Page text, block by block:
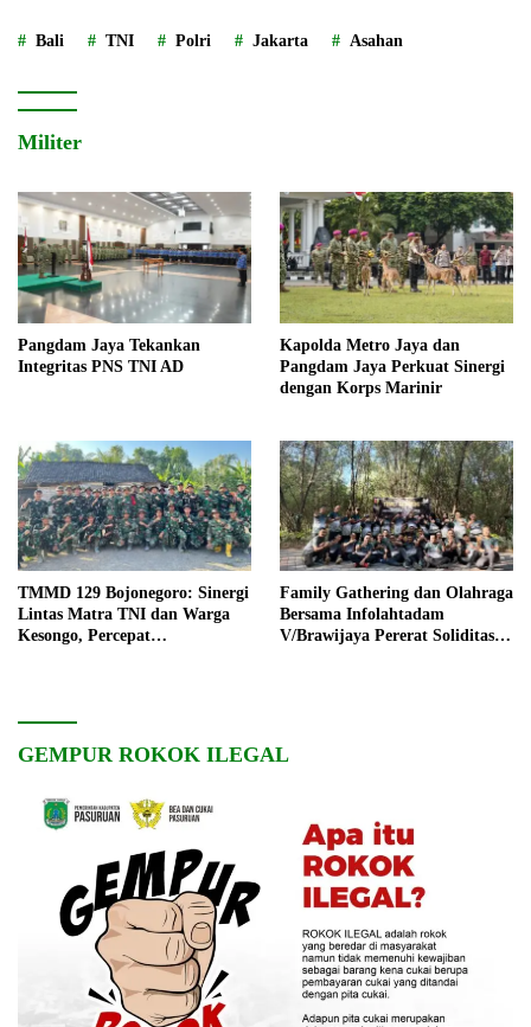
Bali TNI Polri Jakarta Asahan
Militer
Pangdam Jaya Tekankan
Integritas PNS TNI AD
Kapolda Metro Jaya dan
Pangdam Jaya Perkuat Sinergi
dengan Korps Marinir
TMMD 129 Bojonegoro: Sinergi
Lintas Matra TNI dan Warga
Kesongo, Percepat
Family Gathering dan Olahraga
Bersama Infolahtadam
V/Brawijaya Pererat Soliditas
GEMPUR ROKOK ILEGAL